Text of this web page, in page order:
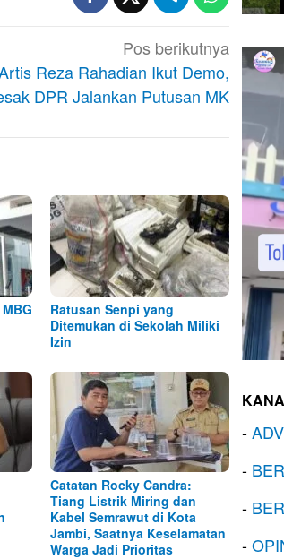
Pos berikutnya
Reza Rahadian Ikut Demo,
DPR Jalankan Putusan MK
Ratusan Senpi yang
Ditemukan di Sekolah Miliki
Izin
Catatan Rocky Candra:
Tiang Listrik Miring dan
Kabel Semrawut di Kota
Jambi, Saatnya Keselamatan
Warga Jadi Prioritas
-
-
-
-